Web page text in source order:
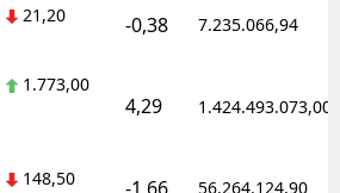
21,20 -0,38 7.235.066,94
1.773,00
4,29 1.424.493.073,00
148,50 56.264.124,90